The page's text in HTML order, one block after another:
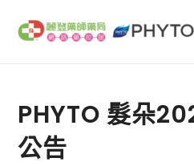
PHYTO 髮朵
公告